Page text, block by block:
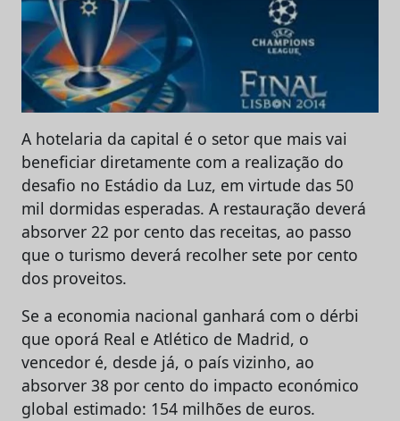
A hotelaria da capital é o setor que mais vai
beneficiar diretamente com a realização do
desafio no Estádio da Luz, em virtude das 50
mil dormidas esperadas. A restauração deverá
absorver 22 por cento das receitas, ao passo
que o turismo deverá recolher sete por cento
dos proveitos.
Se a economia nacional ganhará com o dérbi
que oporá Real e Atlético de Madrid, o
vencedor é, desde já, o país vizinho, ao
absorver 38 por cento do impacto económico
global estimado: 154 milhões de euros.